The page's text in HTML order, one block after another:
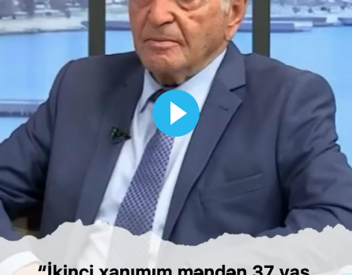
"İkinci xanımım məndən 37 yaş
balacadır"
01.07.2026